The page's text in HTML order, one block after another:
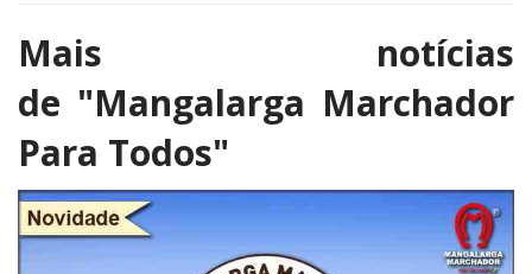
Mais notícias
de "Mangalarga Marchador
Para Todos"